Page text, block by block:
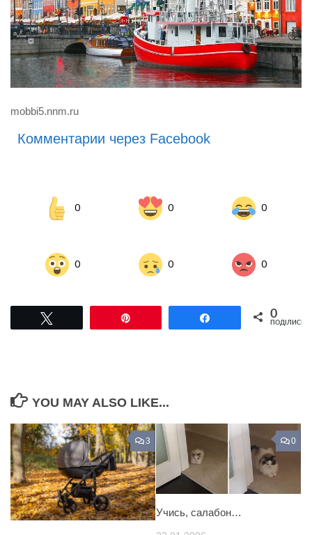
mobbi5.nnm.ru
Комментарии через Facebook
0 0 0
0 0 0
Поділитися0
ПОДІЛИСЬ
YOU MAY ALSO LIKE...
3 0
Учись, салабон…